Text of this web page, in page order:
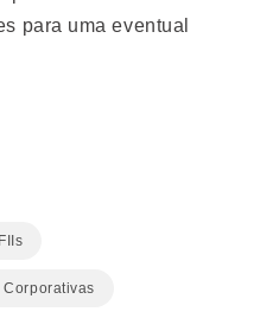
para uma eventual
Corporativas